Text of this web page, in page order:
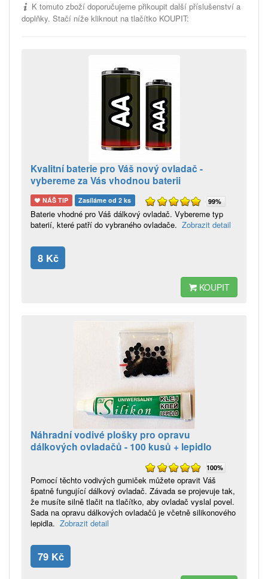
K tomuto zboží doporučujeme přikoupit další příslušenství a
doplňky. Stačí níže kliknout na tlačítko KOUPIT:
Kvalitní baterie pro Váš nový ovladač -
vybereme za Vás vhodnou baterii
NÁŠ TIP Zasíláme od 2 ks 99%
Baterie vhodné pro Váš dálkový ovladač. Vybereme typ
baterií, které patří do vybraného ovladače. Zobrazit detail
8 Kč
KOUPIT
Náhradní vodivé plošky pro opravu
dálkových ovladačů - 100 kusů + lepidlo
100%
Pomocí těchto vodivých gumiček můžete opravit Váš
špatně fungující dálkový ovladač. Závada se projevuje tak,
že musíte silně tlačit na tlačítko, aby ovladač vyslal povel.
Sada na opravu dálkových ovladačů je včetně silikonového
lepidla. Zobrazit detail
79 Kč